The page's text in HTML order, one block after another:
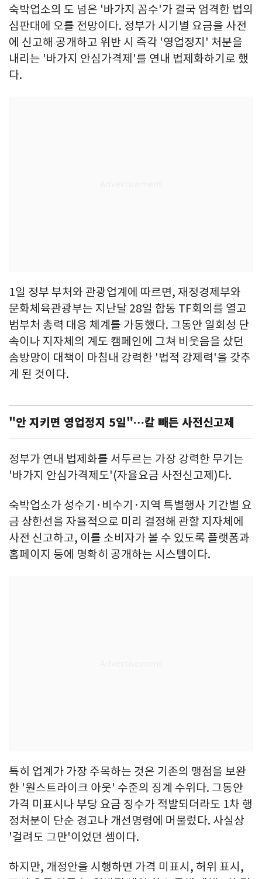
숙박업소의 도 넘은 '바가지 꼼수'가 결국 엄격한 법의
심판대에 오를 전망이다. 정부가 시기별 요금을 사전
에 신고해 공개하고 위반 시 즉각 '영업정지' 처분을
내리는 '바가지 안심가격제'를 연내 법제화하기로 했
다.
1일 정부 부처와 관광업계에 따르면, 재정경제부와
문화체육관광부는 지난달 28일 합동 TF회의를 열고
범부처 총력 대응 체계를 가동했다. 그동안 일회성 단
속이나 지자체의 계도 캠페인에 그쳐 비웃음을 샀던
솜방망이 대책이 마침내 강력한 '법적 강제력'을 갖추
게 된 것이다.
"안 지키면 영업정지 5일"…칼 빼든 사전신고제
정부가 연내 법제화를 서두르는 가장 강력한 무기는
'바가지 안심가격제도'(자율요금 사전신고제)다.
숙박업소가 성수기·비수기·지역 특별행사 기간별 요
금 상한선을 자율적으로 미리 결정해 관할 지자체에
사전 신고하고, 이를 소비자가 볼 수 있도록 플랫폼과
홈페이지 등에 명확히 공개하는 시스템이다.
특히 업계가 가장 주목하는 것은 기존의 맹점을 보완
한 '원스트라이크 아웃' 수준의 징계 수위다. 그동안
가격 미표시나 부당 요금 징수가 적발되더라도 1차 행
정처분이 단순 경고나 개선명령에 머물렀다. 사실상
'걸려도 그만'이었던 셈이다.
하지만, 개정안을 시행하면 가격 미표시, 허위 표시,